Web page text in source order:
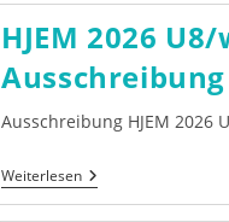
HJEM 2026
Ausschreibung
Ausschreibung HJEM 2026
WeiterlesenHJEM
2026